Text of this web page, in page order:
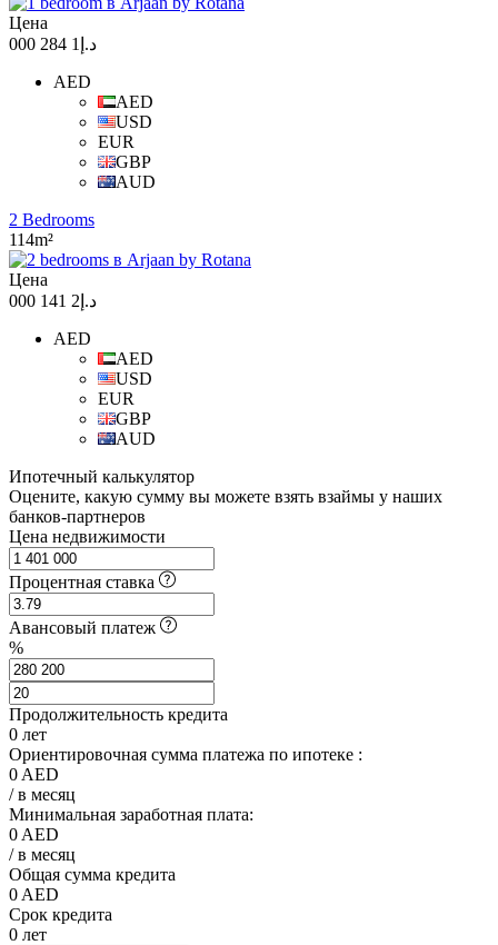
Цена
د.إ1 284 000
AED
AED
USD
EUR
GBP
AUD
2 Bedrooms
114m²
Цена
د.إ2 141 000
AED
AED
USD
EUR
GBP
AUD
Ипотечный калькулятор
Оцените, какую сумму вы можете взять взаймы у наших
банков-партнеров
Цена недвижимости
Процентная ставка
Авансовый платеж
%
Продолжительность кредита
0 лет
Ориентировочная сумма платежа по ипотеке :
0 AED
/ в месяц
Минимальная заработная плата:
0 AED
/ в месяц
Общая сумма кредита
0 AED
Срок кредита
0 лет